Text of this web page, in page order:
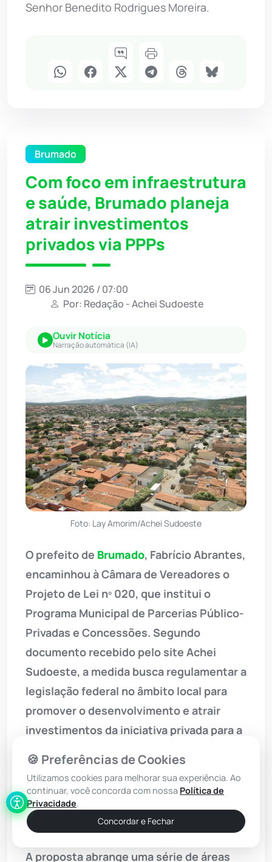
Senhor Benedito Rodrigues Moreira.
Brumado
Com foco em infraestrutura
e saúde, Brumado planeja
atrair investimentos
privados via PPPs
06 Jun 2026 / 07:00
Por: Redação - Achei Sudoeste
Ouvir Notícia
Narração automática (IA)
Foto: Lay Amorim/Achei Sudoeste
O prefeito de Brumado, Fabrício Abrantes,
encaminhou à Câmara de Vereadores o
Projeto de Lei nº 020, que institui o
Programa Municipal de Parcerias Público-
Privadas e Concessões. Segundo
documento recebido pelo site Achei
Sudoeste, a medida busca regulamentar a
legislação federal no âmbito local para
promover o desenvolvimento e atrair
investimentos da iniciativa privada para a
principal objetivo do Executivo é
modernizar a infraestrutura e os serviços
públicos da cidade frente às crescentes
restrições orçamentárias.
A proposta abrange uma série de áreas
🍪 Preferências de Cookies
Utilizamos cookies para melhorar sua experiência. Ao
continuar, você concorda com nossa Política de
Privacidade.
Concordar e Fechar